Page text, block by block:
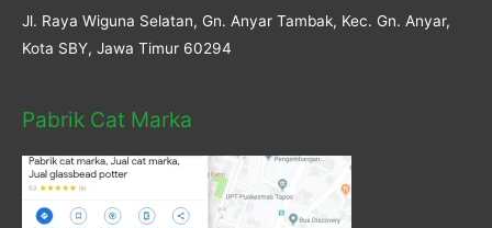
Jl. Raya Wiguna Selatan, Gn. Anyar Tambak, Kec. Gn. Anyar,
Kota SBY, Jawa Timur 60294
Pabrik Cat Marka